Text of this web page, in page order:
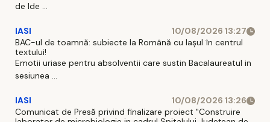
de Ide ...
IASI
10/08/2026 13:27
BAC-ul de toamnă: subiecte la Română cu Iașul în centrul
textului!
Emotii uriase pentru absolventii care sustin Bacalaureatul in
sesiunea ...
IASI
10/08/2026 13:26
Comunicat de Presă privind finalizare proiect "Construire